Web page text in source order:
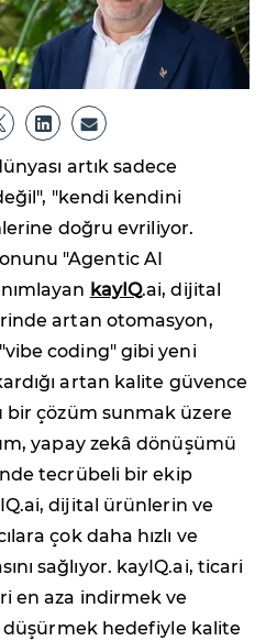
artık sadece
"kendi kendini
doğru evriliyor.
"Agentic AI
kayIQ.ai, dijital
artan otomasyon,
coding" gibi yeni
artan kalite güvence
bir çözüm sunmak üzere
yapay zekâ dönüşümü
tecrübeli bir ekip
dijital ürünlerin ve
çok daha hızlı ve
sağlıyor. kayIQ.ai, ticari
en aza indirmek ve
hedefiyle kalite